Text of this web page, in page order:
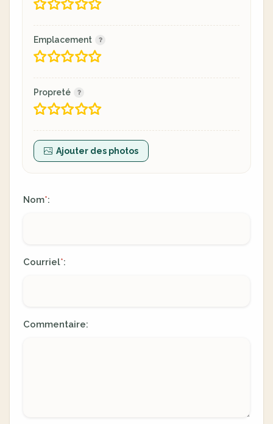
Emplacement
Propreté
Ajouter des photos
Nom*:
Courriel*:
Commentaire: